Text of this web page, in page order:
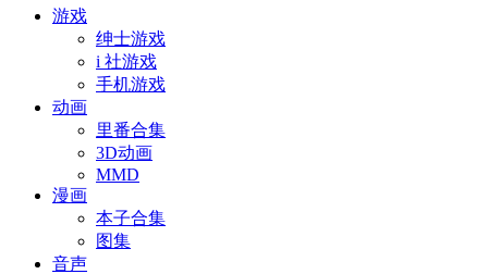
游戏
绅士游戏
i 社游戏
手机游戏
动画
里番合集
3D动画
MMD
漫画
本子合集
图集
音声